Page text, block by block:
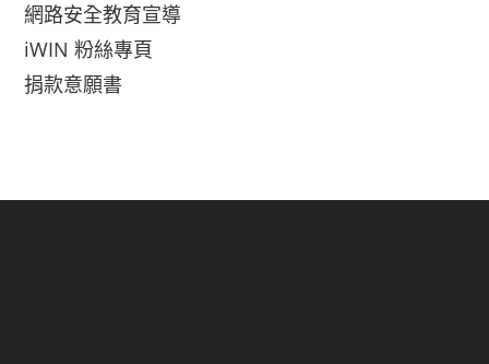
網路安全教育宣導
iWIN 粉絲專頁
捐款意願書